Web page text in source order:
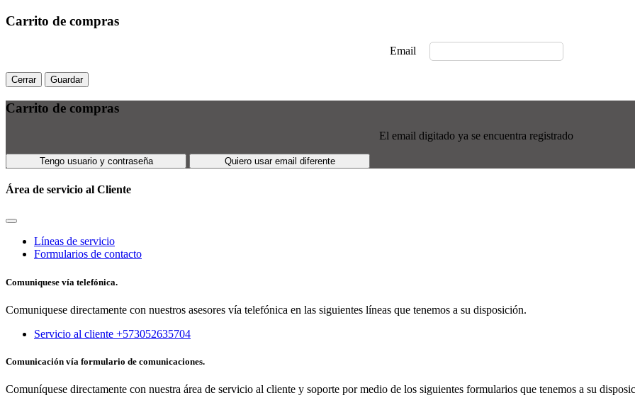
Carrito de compras
Email
Cerrar Guardar
Carrito de compras
El email digitado ya se encuentra registrado
Tengo usuario y contraseña Quiero usar email diferente
Área de servicio al Cliente
Líneas de servicio
Formularios de contacto
Comuniquese vía telefónica.
Comuniquese directamente con nuestros asesores vía telefónica en las siguientes líneas que tenemos a su disposición.
Servicio al cliente +573052635704
Comunicación vía formulario de comunicaciones.
Comuníquese directamente con nuestra área de servicio al cliente y soporte por medio de los siguientes formularios que tenemos a su